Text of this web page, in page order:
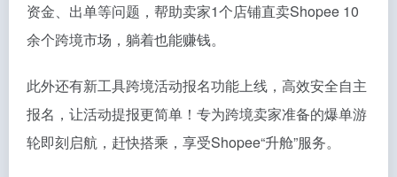
资金、出单等问题，帮助卖家1个店铺直卖Shopee 10
余个跨境市场，躺着也能赚钱。
此外还有新工具跨境活动报名功能上线，高效安全自主
报名，让活动提报更简单！专为跨境卖家准备的爆单游
轮即刻启航，赶快搭乘，享受Shopee“升舱”服务。